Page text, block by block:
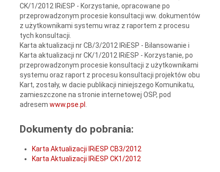
CK/1/2012 IRiESP - Korzystanie, opracowane po
przeprowadzonym procesie konsultacji ww. dokumentów
z użytkownikami systemu wraz z raportem z procesu
tych konsultacji.
Karta aktualizacji nr CB/3/2012 IRiESP - Bilansowanie i
Karta aktualizacji nr CK/1/2012 IRiESP - Korzystanie, po
przeprowadzonym procesie konsultacji z użytkownikami
systemu oraz raport z procesu konsultacji projektów obu
Kart, zostały, w dacie publikacji niniejszego Komunikatu,
zamieszczone na stronie internetowej OSP, pod
adresem www.pse.pl
Dokumenty do pobrania:
Karta Aktualizacji IRiESP CB3/2012
Karta Aktualizacji IRiESP CK1/2012